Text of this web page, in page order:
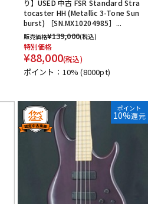
り】USED 中古 FSR Standard Stra
tocaster HH (Metallic 3-Tone Sun
burst) ［SN.MX10204985］...
販売価格¥139,000(税込)
特別価格
¥88,000(税込)
ポイント：10%(8000pt)
ポイント
10%還元